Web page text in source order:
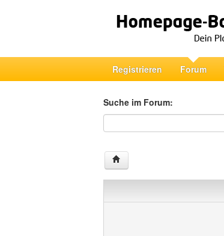
Registrieren Forum
Suche im Forum:
Suche im Forum